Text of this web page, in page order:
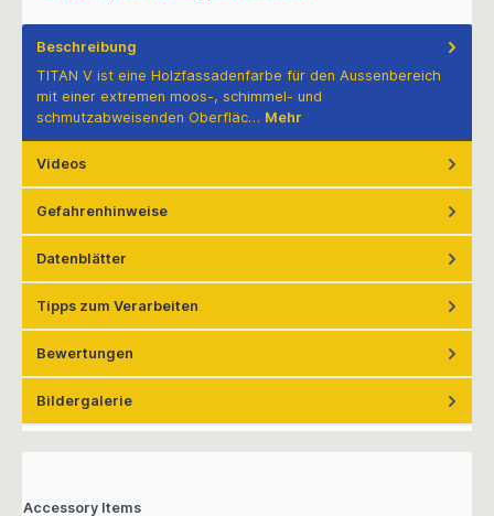
Beschreibung
TITAN V ist eine Holzfassadenfarbe für den Aussenbereich
mit einer extremen moos-, schimmel- und
schmutzabweisenden Oberfläc… Mehr
Videos
Gefahrenhinweise
Datenblätter
Tipps zum Verarbeiten
Bewertungen
Bildergalerie
Accessory Items